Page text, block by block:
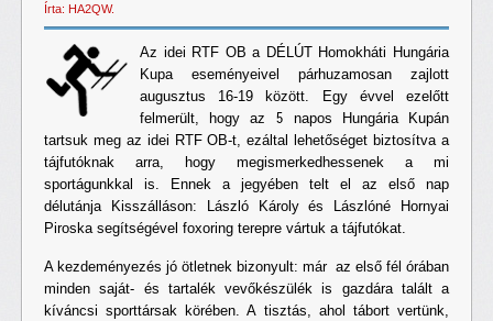
Írta: HA2QW.
Az idei RTF OB a DÉLÚT Homokháti Hungária
Kupa eseményeivel párhuzamosan zajlott
augusztus 16-19 között. Egy évvel ezelőtt
felmerült, hogy az 5 napos Hungária Kupán
tartsuk meg az idei RTF OB-t, ezáltal lehetőséget biztosítva a
tájfutóknak arra, hogy megismerkedhessenek a mi
sportágunkkal is. Ennek a jegyében telt el az első nap
délutánja Kisszálláson: László Károly és Lászlóné Hornyai
Piroska segítségével foxoring terepre vártuk a tájfutókat.
A kezdeményezés jó ötletnek bizonyult: már az első fél órában
minden saját- és tartalék vevőkészülék is gazdára talált a
kíváncsi sporttársak körében. A tisztás, ahol tábort vertünk,